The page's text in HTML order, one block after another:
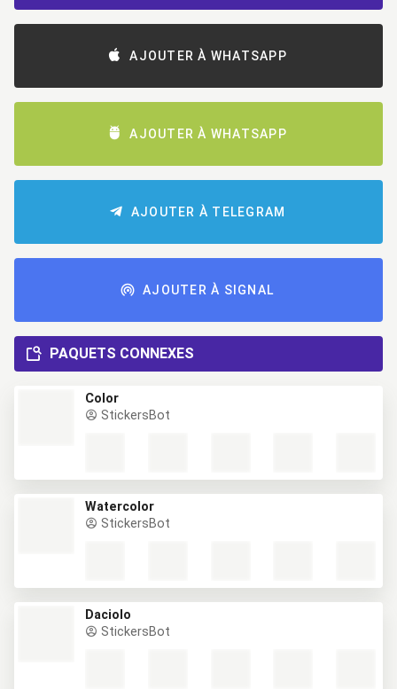
AJOUTER À WHATSAPP
AJOUTER À WHATSAPP
AJOUTER À TELEGRAM
AJOUTER À SIGNAL
PAQUETS CONNEXES
Color
StickersBot
Watercolor
StickersBot
Daciolo
StickersBot